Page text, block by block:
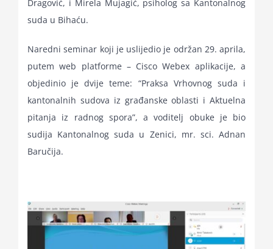
Dragović, i Mirela Mujagić, psiholog sa Kantonalnog
suda u Bihaću.
Naredni seminar koji je uslijedio je održan 29. aprila,
putem web platforme – Cisco Webex aplikacije, a
objedinio je dvije teme: “Praksa Vrhovnog suda i
kantonalnih sudova iz građanske oblasti i Aktuelna
pitanja iz radnog spora”, a voditelj obuke je bio
sudija Kantonalnog suda u Zenici, mr. sci. Adnan
Baručija.